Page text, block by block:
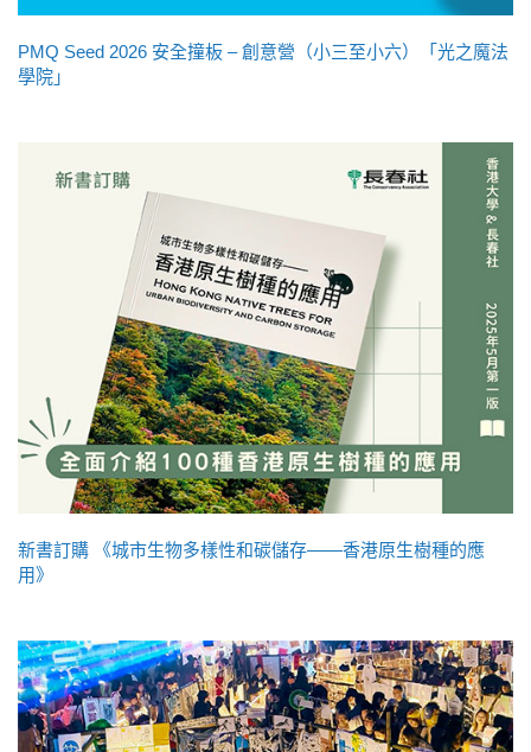
PMQ Seed 2026 安全撞板 – 創意營（小三至小六）「光之魔法
學院」
新書訂購 《城市生物多樣性和碳儲存——香港原生樹種的應
用》